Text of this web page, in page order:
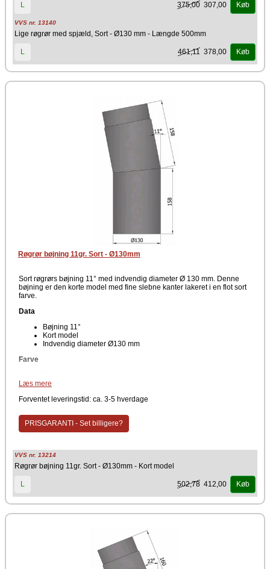
L 375,00 307,00 Køb
VVS nr. 13140
Lige røgrør med spjæld, Sort - Ø130 mm - Længde 500mm
L 461,11 378,00 Køb
Røgrør bøjning 11gr. Sort - Ø130mm
Sort røgrørs bøjning 11° med indvendig diameter Ø 130 mm. Denne
bøjning er den korte model med fine slebne kanter lakeret i en flot sort
farve.
Data
Bøjning 11°
Kort model
Indvendig diameter Ø130 mm
Farve
Læs mere
Forventet leveringstid: ca. 3-5 hverdage
PRISGARANTI - Set billigere?
VVS nr. 13214
Røgrør bøjning 11gr. Sort - Ø130mm - Kort model
L 502,78 412,00 Køb